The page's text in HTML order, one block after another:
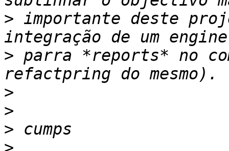
> importante deste
> parra *reports* no
>
>
>